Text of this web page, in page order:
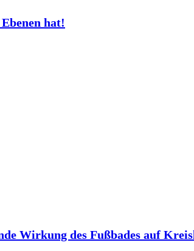
hat!
Wirkung des Fußbades auf